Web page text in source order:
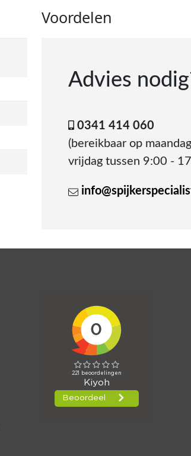
Voordelen
Advies
0341 414 060
(bereikbaar op
vrijdag tussen 9:00 -